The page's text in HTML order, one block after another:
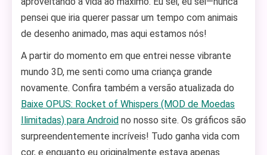
pensei que iria querer passar um tempo com animais
de desenho animado, mas aqui estamos nós!
A partir do momento em que entrei nesse vibrante
mundo 3D, me senti como uma criança grande
novamente. Confira também a versão atualizada do
Baixe OPUS: Rocket of Whispers (MOD de Moedas
Ilimitadas) para Android no nosso site. Os gráficos são
surpreendentemente incríveis! Tudo ganha vida com
cor, e enquanto eu originalmente estava apenas